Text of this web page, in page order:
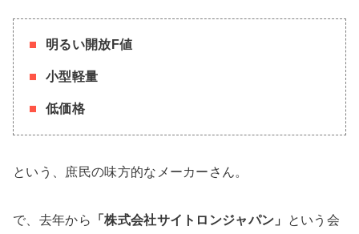
明るい開放F値
小型軽量
低価格
という、庶民の味方的なメーカーさん。
で、去年から 「株式会社サイトロンジャパン」
という会